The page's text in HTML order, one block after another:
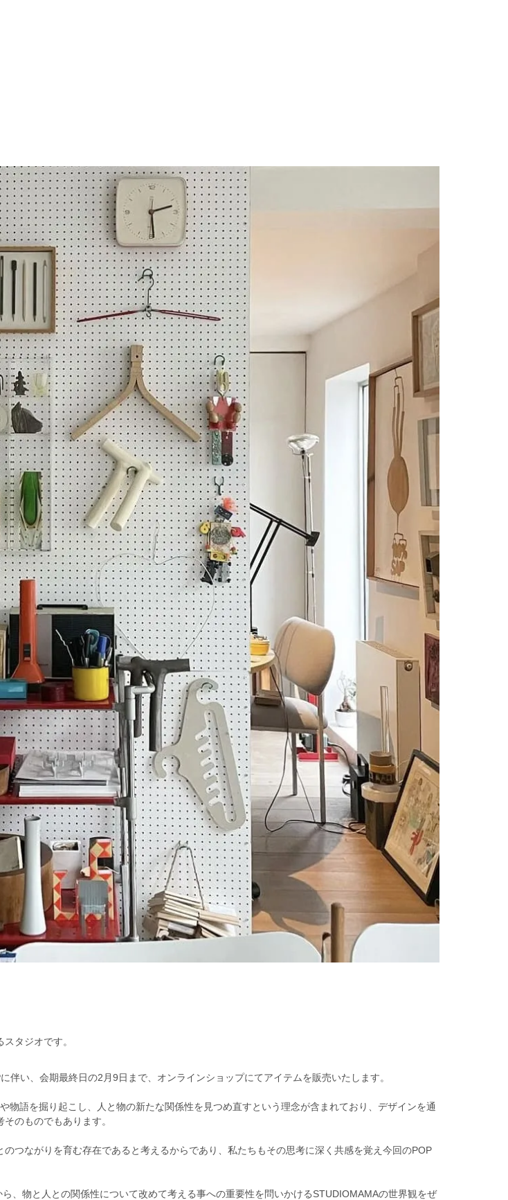
タジオです。
い、会期最終日の2月9日まで、オンラインショップにてアイテムを販売いたします。
語を掘り起こし、人と物の新たな関係性を見つめ直すという理念が含まれており、デザインを通
のものでもあります。
つながりを育む存在であると考えるからであり、私たちもその思考に深く共感を覚え今回のPOP
、物と人との関係性について改めて考える事への重要性を問いかけるSTUDIOMAMAの世界観をぜ